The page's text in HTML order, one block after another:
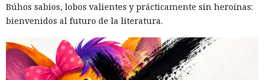
Búhos sabios, lobos valientes y prácticamente sin heroínas:
bienvenidos al futuro de la literatura.